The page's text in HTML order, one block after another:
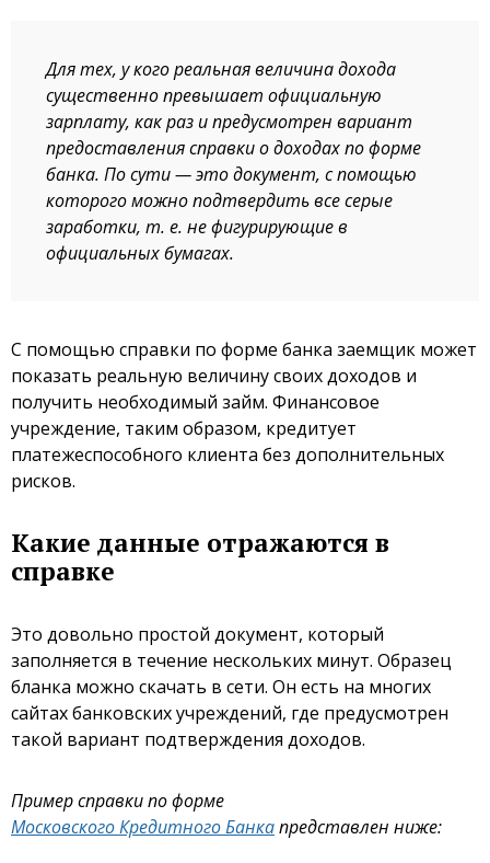
Для тех, у кого реальная величина дохода
существенно превышает официальную
зарплату, как раз и предусмотрен вариант
предоставления справки о доходах по форме
банка. По сути — это документ, с помощью
которого можно подтвердить все серые
заработки, т. е. не фигурирующие в
официальных бумагах.
С помощью справки по форме банка заемщик может
показать реальную величину своих доходов и
получить необходимый займ. Финансовое
учреждение, таким образом, кредитует
платежеспособного клиента без дополнительных
рисков.
Какие данные отражаются в
справке
Это довольно простой документ, который
заполняется в течение нескольких минут. Образец
бланка можно скачать в сети. Он есть на многих
сайтах банковских учреждений, где предусмотрен
такой вариант подтверждения доходов.
Пример справки по форме
Московского Кредитного Банкапредставлен ниже: